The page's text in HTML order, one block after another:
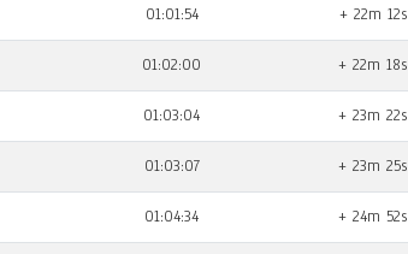
01:01:54 + 22m 12s
01:02:00 + 22m 18s
01:03:04 + 23m 22s
01:03:07 + 23m 25s
01:04:34 + 24m 52s